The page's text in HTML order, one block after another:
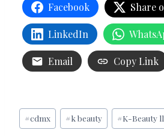
Facebook Share
LinkedIn
Email Copy Link
Etiquetas
de
#cdmx #k beauty #K-Beauty